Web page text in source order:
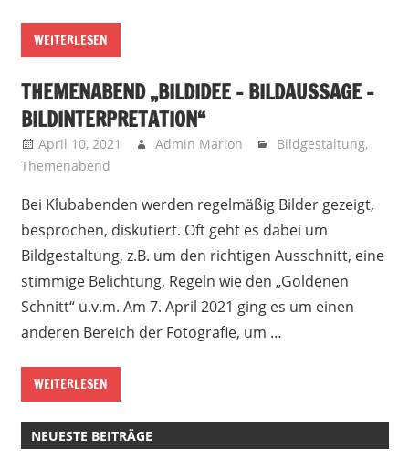
WEITERLESEN
THEMENABEND „BILDIDEE – BILDAUSSAGE –
BILDINTERPRETATION“
April 10, 2021 Admin Marion Bildgestaltung,
Themenabend
Bei Klubabenden werden regelmäßig Bilder gezeigt,
besprochen, diskutiert. Oft geht es dabei um
Bildgestaltung, z.B. um den richtigen Ausschnitt, eine
stimmige Belichtung, Regeln wie den „Goldenen
Schnitt“ u.v.m. Am 7. April 2021 ging es um einen
anderen Bereich der Fotografie, um …
WEITERLESEN
NEUESTE BEITRÄGE